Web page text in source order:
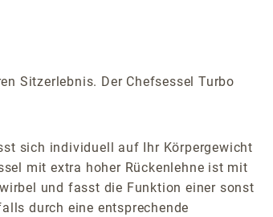
Sitzerlebnis. Der Chefsessel Turbo
sich individuell auf Ihr Körpergewicht
mit extra hoher Rückenlehne ist mit
und fasst die Funktion einer sonst
durch eine entsprechende